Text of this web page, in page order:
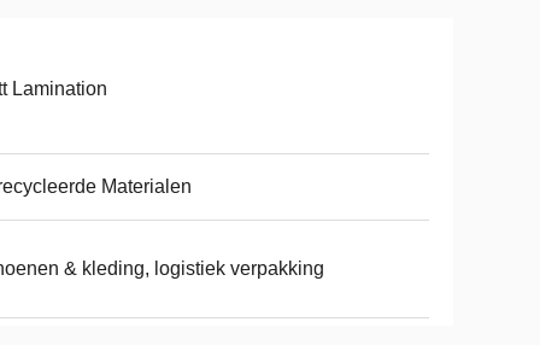
Lamination
Materialen
& kleding, logistiek verpakking